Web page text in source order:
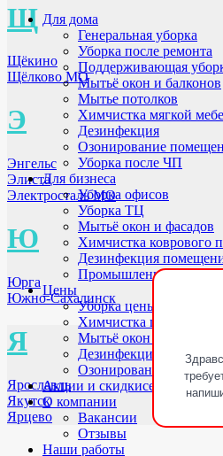
Щ
Щёкино
Щёлково МО
Э
Энгельс
Элиста
Электросталь МО
Ю
Юрга
Южно-Сахалинск
Я
Ярославль
Якутск
Ярцево
Для дома
Генеральная уборка
Уборка после ремонта
Поддерживающая
Мытьё окон и балконов
Мытье потолков
Химчистка мягкой
Дезинфекция
Озонирование
Уборка после ЧП
Для бизнеса
Уборка офисов
Уборка ТЦ
Мытьё окон и фасадов
Химчистка коврового
Дезинфекция
Промышленное
Цены
Уборка цены
Химчистка цены
Мытьё окон цены
Дезинфекция цены
Озонирование цены
Акции и скидкисегодня до
О компании
Вакансии
Отзывы
Наши работы